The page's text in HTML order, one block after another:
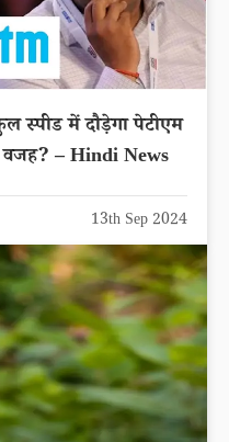
में दौड़ेगा पेटीएम
– Hindi News
13th Sep 2024